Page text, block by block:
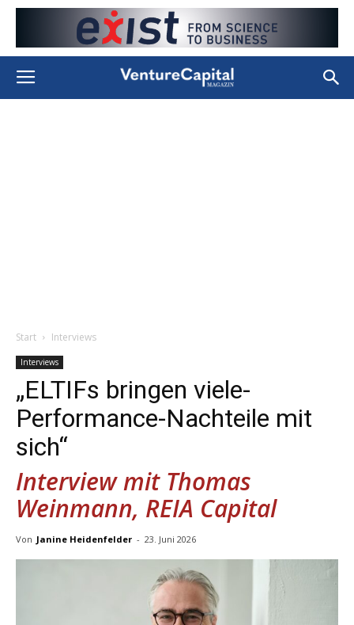
Start Interviews
Interviews
„ELTIFs bringen viele­
Performance-Nachteile mit
sich“
Interview mit Thomas
Weinmann, REIA Capital
Von Janine Heidenfelder - 23. Juni 2026